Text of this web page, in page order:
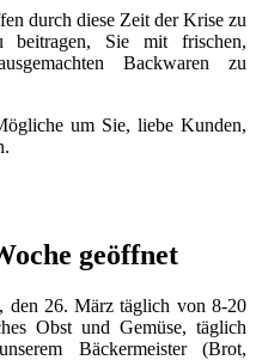
durch diese Zeit der Krise zu
beitragen, Sie mit frischen,
Backwaren zu
um Sie, liebe Kunden,
geöffnet
den 26. März täglich von 8-20
Obst und Gemüse, täglich
Bäckermeister (Brot,